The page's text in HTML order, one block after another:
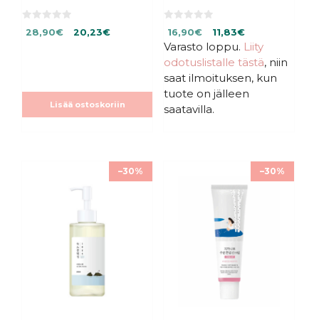
0
5Alkuperäinen
28,90€Nykyinen
20,23€
Lisää ostoskoriin
0
:
s
t
Alkuperäinen
hinta
oli:
16,90€.
16,90€Nykyinen
hinta
on:
16,90€.
11,83€
Varasto loppu. Liity
odotuslistalle tästä, niin
saat ilmoituksen, kun
tuote on jälleen
saatavilla.
–30% –30%